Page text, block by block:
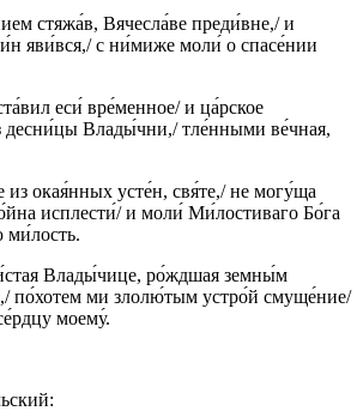
стяжа́в, Вячесла́ве преди́вне,/ и
яви́вся,/ с ни́миже моли́ о спасе́нии
еси́ вре́менное/ и ца́рское
десни́цы Влады́чни,/ тле́нными ве́чная,
окая́нных усте́н, свя́те,/ не могу́ща
исплести́/ и моли́ Ми́лостиваго Бо́га
ми́лость.
Влады́чице, ро́ждшая земны́м
по́хотем ми злолю́тым устро́й смуще́ние/
моему́.